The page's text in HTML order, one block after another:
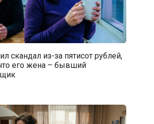
скандал из-за пятисот рублей,
его жена – бывший